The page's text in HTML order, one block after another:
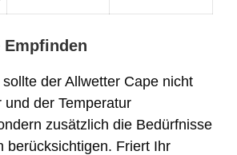
Empfinden
der Allwetter Cape nicht
und der Temperatur
zusätzlich die Bedürfnisse
berücksichtigen. Friert Ihr